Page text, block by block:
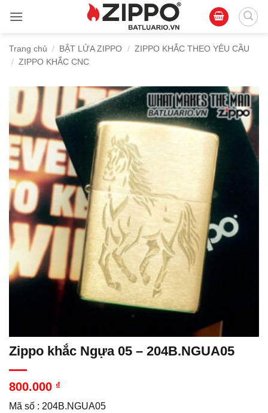
qua
dungTrang chủ / BẬT LỬA ZIPPO / ZIPPO KHẮC THEO YÊU CẦU
/ ZIPPO KHẮC CNC
Zippo khắc Ngựa 05 – 204B.NGUA05
800.000 ₫
Mã số : 204B.NGUA05